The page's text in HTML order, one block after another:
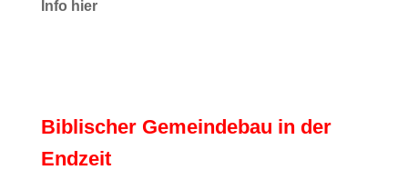
nfo hier
Biblischer Gemeindebau in der
Endzeit